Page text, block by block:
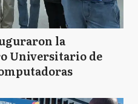
la
Universitario de